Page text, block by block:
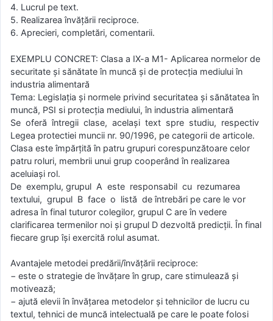
4. Lucrul pe text.
5. Realizarea învăţării reciproce.
6. Aprecieri, completări, comentarii.
EXEMPLU CONCRET: Clasa a IX-a M1- Aplicarea normelor de
securitate şi sănătate în muncă şi de protecţia mediului în
industria alimentară
Tema: Legislaţia şi normele privind securitatea şi sănătatea în
muncă, PSI si protecţia mediului, în industria alimentară
Se oferă întregii clase, acelaşi text spre studiu, respectiv
Legea protectiei muncii nr. 90/1996, pe categorii de articole.
Clasa este împărţită în patru grupuri corespunzătoare celor
patru roluri, membrii unui grup cooperând în realizarea
aceluiaşi rol.
De exemplu, grupul A este responsabil cu rezumarea
textului, grupul B face o listă de întrebări pe care le vor
adresa în final tuturor colegilor, grupul C are în vedere
clarificarea termenilor noi şi grupul D dezvoltă predicţii. În final
fiecare grup îşi exercită rolul asumat.
Avantajele metodei predării/învăţării reciproce:
− este o strategie de învăţare în grup, care stimulează şi
motivează;
− ajută elevii în învăţarea metodelor şi tehnicilor de lucru cu
textul, tehnici de muncă intelectuală pe care le poate folosi